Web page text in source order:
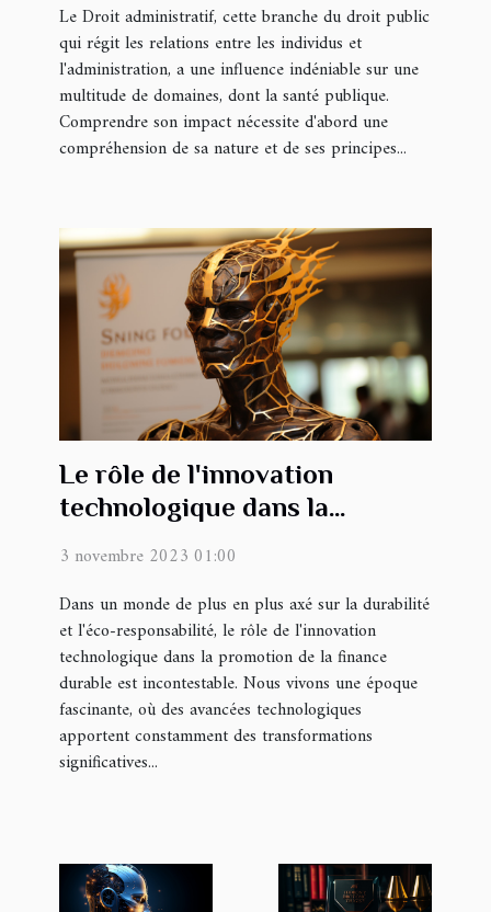
Le Droit administratif, cette branche du droit public
qui régit les relations entre les individus et
l'administration, a une influence indéniable sur une
multitude de domaines, dont la santé publique.
Comprendre son impact nécessite d'abord une
compréhension de sa nature et de ses principes...
Le rôle de l'innovation
technologique dans la
3 novembre 2023 01:00
Dans un monde de plus en plus axé sur la durabilité
et l'éco-responsabilité, le rôle de l'innovation
technologique dans la promotion de la finance
durable est incontestable. Nous vivons une époque
fascinante, où des avancées technologiques
apportent constamment des transformations
significatives...